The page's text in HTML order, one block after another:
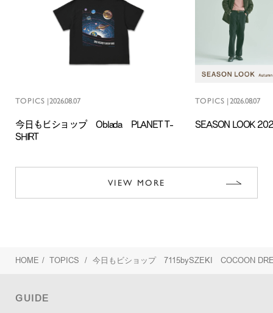
TOPICS |2026.08.07
今日もビショップ Oblada PLANET T-
SHIRT
TOPICS | 2026.08.07
SEASON LOOK
VIEW MORE
HOME / TOPICS / 今日もビショップ 7115bySZEKI COCOON
GUIDE